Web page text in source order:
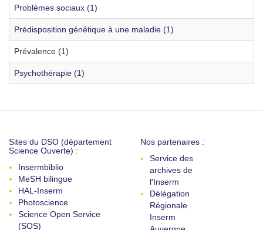
Problèmes sociaux (1)
Prédisposition génétique à une maladie (1)
Prévalence (1)
Psychothérapie (1)
Sites du DSO (département
Science Ouverte) :
Insermbiblio
MeSH bilingue
HAL-Inserm
Photoscience
Science Open Service
(SOS)
Nos partenaires :
Service des
archives de
l'Inserm
Délégation
Régionale
Inserm